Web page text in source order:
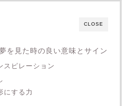
CLOSE
を見た時の良い意味とサイン
スピレーション
にする力